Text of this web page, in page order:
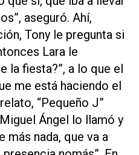
aseguró. Ahí,
Tony le pregunta si
Lara le
la fiesta?”, a lo que el
me está haciendo el
“Pequeño J”
Ángel lo llamó y
más nada, que va a